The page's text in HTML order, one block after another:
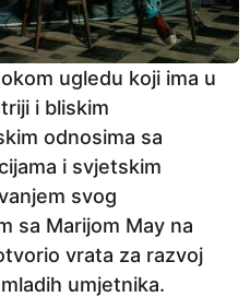
ugledu koji ima u
i bliskim
odnosima sa
i svjetskim
svog
sa Marijom May na
vrata za razvoj
umjetnika.